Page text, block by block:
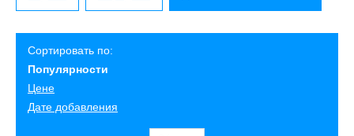
Сортировать по:
Популярности
Цене
Дате добавления